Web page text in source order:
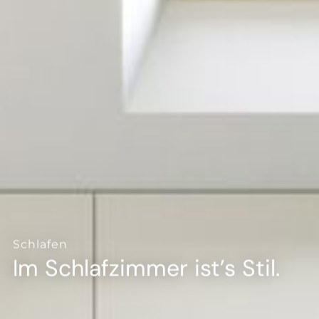
--
Schlafen
Im Schlafzimmer ist’s Stil.